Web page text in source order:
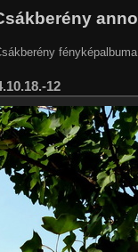
anno
fényképalbuma
12